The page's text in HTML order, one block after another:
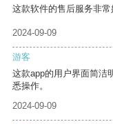
这款软件的售后服务非常
2024-09-09
游客
这款app的用户界面简洁
悉操作。
2024-09-09